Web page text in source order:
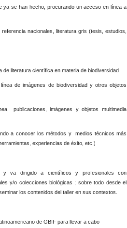
ya se han hecho, procurando un acceso en línea a
nacionales, literatura gris (tesis, estudios,
de literatura científica en materia de biodiversidad
de imágenes de biodiversidad y otros objetos
publicaciones, imágenes y objetos multimedia
a conocer los métodos y medios técnicos más
experiencias de éxito, etc.)
y va dirigido a científicos y profesionales con
y/o colecciones biológicas ; sobre todo desde el
los contenidos del taller en sus contextos.
de GBIF para llevar a cabo